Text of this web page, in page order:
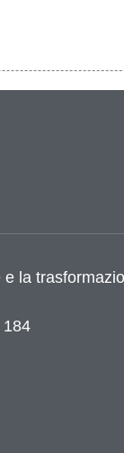
di futura
e la
184